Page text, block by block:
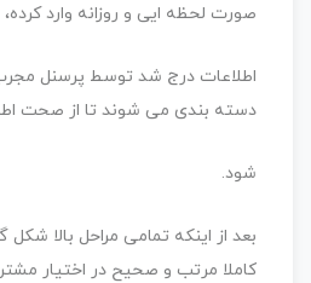
صورت لحظه ایی و روزانه وارد
اطلاعات درج شد توسط پرسنل
دسته بندی می شوند تا از صحت
شود.
بعد از اینکه تمامی مراحل بالا
کاملا مرتب و صحیح در اختیار